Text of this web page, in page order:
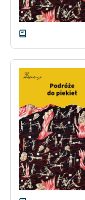
Materiały promocyjne
Polityka prywatności
Regulamin biblioteki
Dane fundacji i
sprawozdania finansowe
Regulamin darowizn
Informacja o treściach
wrażliwych
Deklaracja dostępności